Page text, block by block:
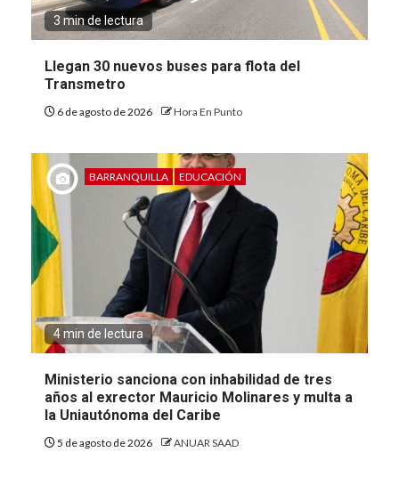
3 min de lectura
Llegan 30 nuevos buses para flota del
Transmetro
6 de agosto de 2026 Hora En Punto
BARRANQUILLA EDUCACIÓN
4 min de lectura
Ministerio sanciona con inhabilidad de tres
años al exrector Mauricio Molinares y multa a
la Uniautónoma del Caribe
5 de agosto de 2026 ANUAR SAAD